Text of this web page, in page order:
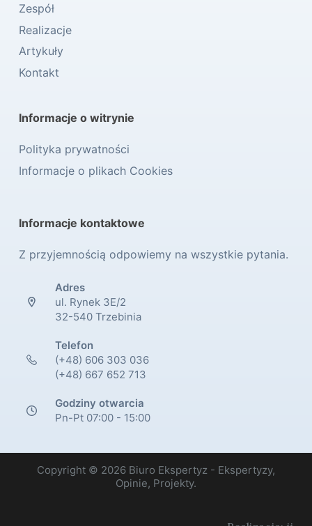
Zespół
Realizacje
Artykuły
Kontakt
Informacje o witrynie
Polityka prywatności
Informacje o plikach Cookies
Informacje kontaktowe
Z przyjemnością odpowiemy na wszystkie pytania.
Adres
ul. Rynek 3E/2
32-540 Trzebinia
Telefon
(+48) 606 303 036
(+48) 667 652 713
Godziny otwarcia
Pn-Pt 07:00 - 15:00
Copyright © 2026 Biuro Ekspertyz - Ekspertyzy,
Opinie, Projekty.